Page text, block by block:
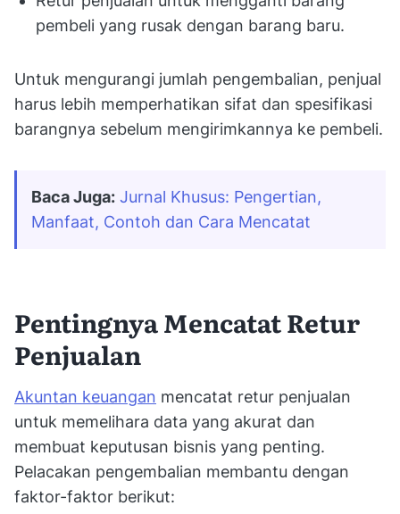
pembeli yang rusak dengan barang baru.
Untuk mengurangi jumlah pengembalian, penjual
harus lebih memperhatikan sifat dan spesifikasi
barangnya sebelum mengirimkannya ke pembeli.
Baca Juga: Jurnal Khusus: Pengertian,
Manfaat, Contoh dan Cara Mencatat
Pentingnya Mencatat Retur
Penjualan
Akuntan keuangan mencatat retur penjualan
untuk memelihara data yang akurat dan
membuat keputusan bisnis yang penting.
Pelacakan pengembalian membantu dengan
faktor-faktor berikut: